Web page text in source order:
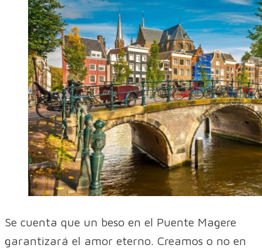
Se cuenta que un beso en el Puente Magere
garantizará el amor eterno. Creamos o no en